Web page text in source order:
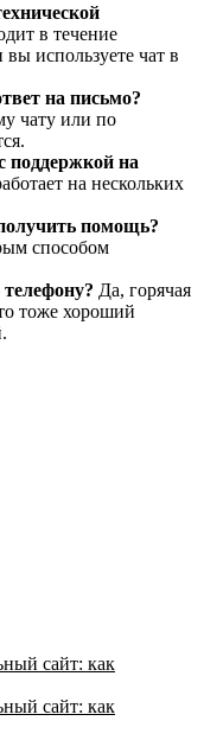
в течение
используете чат в
на письмо?
чату или по
поддержкой на
на нескольких
помощь?
способом
Да, горячая
тоже хороший
сайт: как
сайт: как